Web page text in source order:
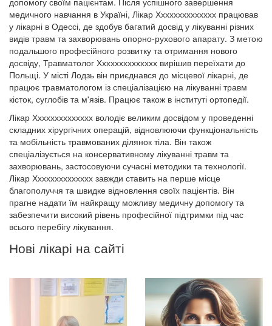
медичного навчання в Україні, Лікар Хххххххххххххх працював
у лікарні в Одессі, де здобув багатий досвід у лікуванні різних
видів травм та захворювань опорно-рухового апарату. З метою
подальшого професійного розвитку та отримання нового
досвіду, Травматолог Хххххххххххххх вирішив переїхати до
Польщі. У місті Лодзь він приєднався до місцевої лікарні, де
працює травматологом із спеціалізацією на лікуванні травм
кісток, суглобів та м'язів. Працює також в інституті ортопедії.
Лікар Хххххххххххххх володіє великим досвідом у проведенні
складних хірургічних операцій, відновлюючи функціональність
та мобільність травмованих ділянок тіла. Він також
спеціалізується на консервативному лікуванні травм та
захворювань, застосовуючи сучасні методики та технології.
Лікар Хххххххххххххх завжди ставить на перше місце
благополуччя та швидке відновлення своїх пацієнтів. Він
прагне надати їм найкращу можливу медичну допомогу та
забезпечити високий рівень професійної підтримки під час
всього перебігу лікування.
Нові лікарі на сайті